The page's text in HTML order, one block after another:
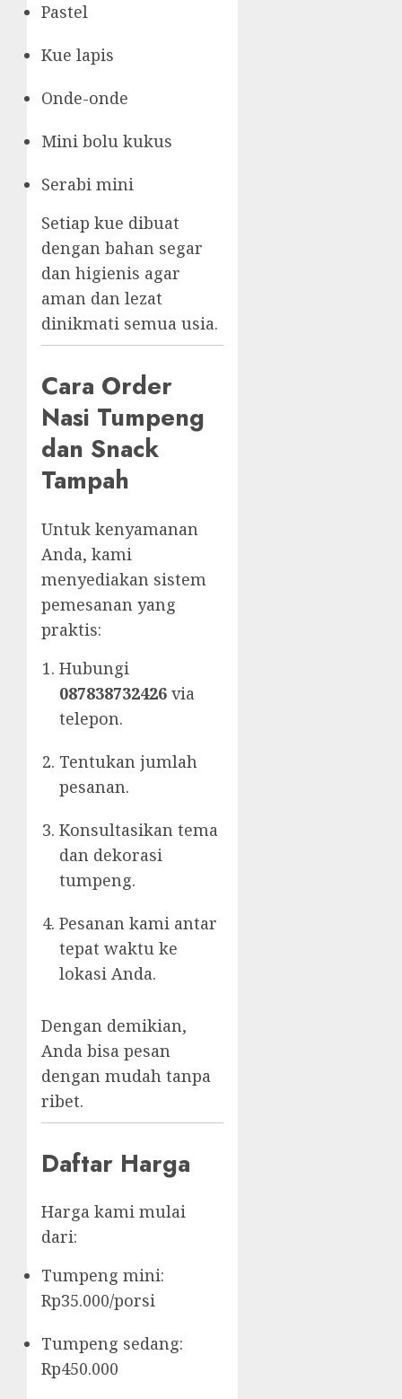
Pastel
Kue lapis
Onde-onde
Mini bolu kukus
Serabi mini
Setiap kue dibuat
dengan bahan segar
dan higienis agar
aman dan lezat
dinikmati semua usia.
Cara Order
Nasi Tumpeng
dan Snack
Tampah
Untuk kenyamanan
Anda, kami
menyediakan sistem
pemesanan yang
praktis:
Hubungi
087838732426 via
telepon.
Tentukan jumlah
pesanan.
Konsultasikan tema
dan dekorasi
tumpeng.
Pesanan kami antar
tepat waktu ke
lokasi Anda.
Dengan demikian,
Anda bisa pesan
dengan mudah tanpa
ribet.
Daftar Harga
Harga kami mulai
dari:
Tumpeng mini:
Rp35.000/porsi
Tumpeng sedang:
Rp450.000